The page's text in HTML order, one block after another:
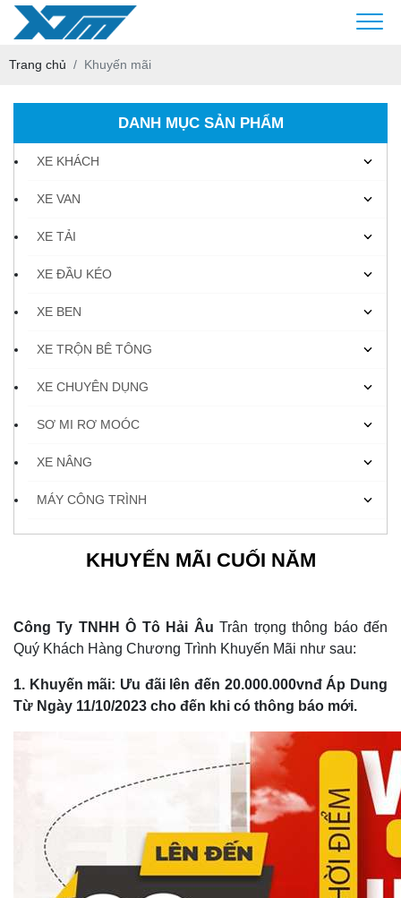
Trang chủ Khuyến mãi
DANH MỤC SẢN PHẨM
XE KHÁCH
XE VAN
XE TẢI
XE ĐẦU KÉO
XE BEN
XE TRỘN BÊ TÔNG
XE CHUYÊN DỤNG
SƠ MI RƠ MOÓC
XE NÂNG
MÁY CÔNG TRÌNH
KHUYẾN MÃI CUỐI NĂM
Công Ty TNHH Ô Tô Hải Âu Trân trọng thông báo đến
Quý Khách Hàng Chương Trình Khuyến Mãi như sau:
1. Khuyến mãi: Ưu đãi lên đến 20.000.000vnđ Áp Dung
Từ Ngày 11/10/2023 cho đến khi có thông báo mới.